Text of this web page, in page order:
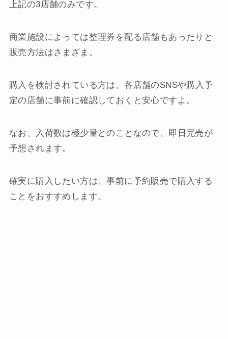
上記の3店舗のみです。
商業施設によっては整理券を配る店舗もあったりと
販売方法はさまざま。
購入を検討されている方は、各店舗のSNSや購入予
定の店舗に事前に確認しておくと安心ですよ。
なお、入荷数は極少量とのことなので、即日完売が
予想されます。
確実に購入したい方は、事前に予約販売で購入する
ことをおすすめします。